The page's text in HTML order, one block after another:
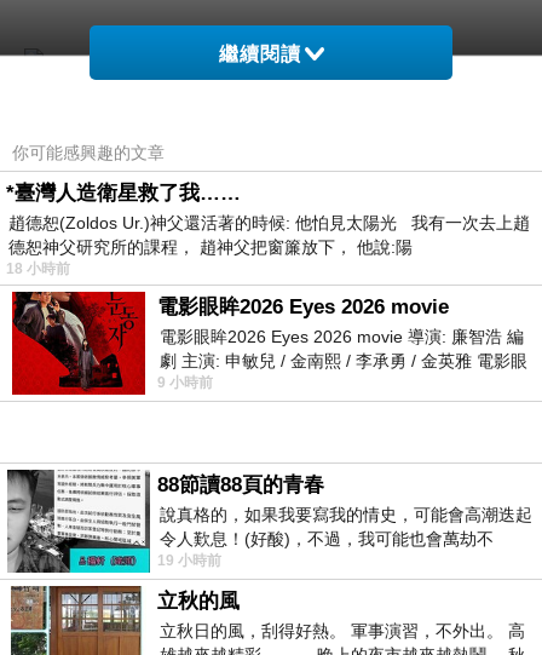
繼續閱讀
你可能感興趣的文章
*臺灣人造衛星救了我……
趙德恕(Zoldos Ur.)神父還活著的時候: 他怕見太陽光 我有一次去上趙
德恕神父研究所的課程， 趙神父把窗簾放下， 他說:陽
18 小時前
電影眼眸2026 Eyes 2026 movie
電影眼眸2026 Eyes 2026 movie 導演: 廉智浩 編
劇 主演: 申敏兒 / 金南熙 / 李承勇 / 金英雅 電影眼
眸2026描述攝影師徐珍因遺
9 小時前
88節讀88頁的青春
說真格的，如果我要寫我的情史，可能會高潮迭起
令人歎息！(好酸)，不過，我可能也會萬劫不
復...，每天跪鍵盤還是被判了花心的罪
19 小時前
立秋的風
立秋日的風，刮得好熱。 軍事演習，不外出。 高